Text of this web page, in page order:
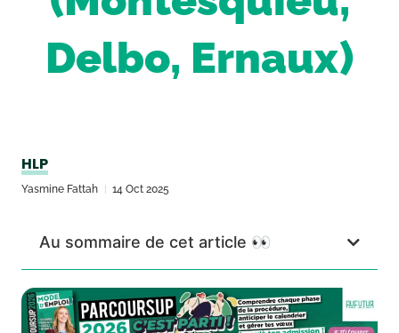
Delbo, Ernaux)
HLP
Yasmine Fattah 14 Oct 2025
Au sommaire de cet article 👀